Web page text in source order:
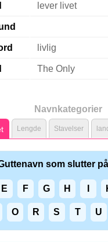
lever livet
livlig
The Only
Navnkategorier
Lengde Stavelser
som slutter
E F G H
O R S T U